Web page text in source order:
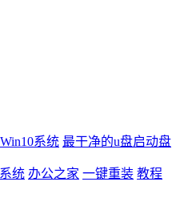
系统 最干净的u盘启动盘
统 办公之家 一键重装 教程